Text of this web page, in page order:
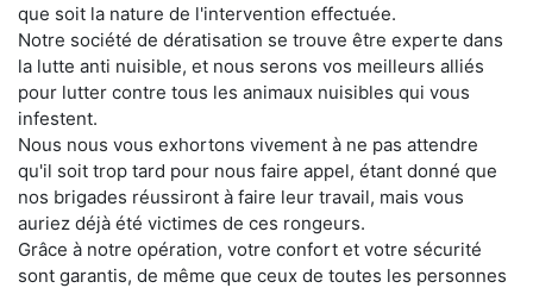
que soit la nature de l'intervention effectuée.
Notre société de dératisation se trouve être experte dans
la lutte anti nuisible, et nous serons vos meilleurs alliés
pour lutter contre tous les animaux nuisibles qui vous
infestent.
Nous nous vous exhortons vivement à ne pas attendre
qu'il soit trop tard pour nous faire appel, étant donné que
nos brigades réussiront à faire leur travail, mais vous
auriez déjà été victimes de ces rongeurs.
Grâce à notre opération, votre confort et votre sécurité
sont garantis, de même que ceux de toutes les personnes